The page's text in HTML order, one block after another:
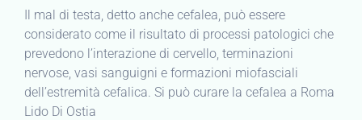
Il mal di testa, detto anche cefalea, può essere
considerato come il risultato di processi patologici che
prevedono l’interazione di cervello, terminazioni
nervose, vasi sanguigni e formazioni miofasciali
dell’estremità cefalica. Si può curare la cefalea a Roma
Lido Di Ostia